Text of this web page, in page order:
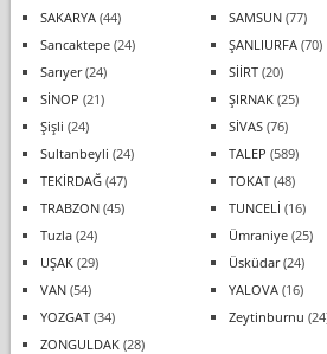
SAKARYA(44) SAMSUN(77)
Sancaktepe(24) ŞANLIURFA(70)
Sarıyer(24) SİİRT(20)
SİNOP (21) ŞIRNAK(25)
Şişli (24) SİVAS(76)
Sultanbeyli (24) TALEP (589)
TEKİRDAĞ(47) TOKAT(48)
TRABZON(45) TUNCELİ (16)
Tuzla(24) Ümraniye(25)
UŞAK(29) Üsküdar(24)
VAN(54) YALOVA(16)
YOZGAT(34) Zeytinburnu
ZONGULDAK(28)